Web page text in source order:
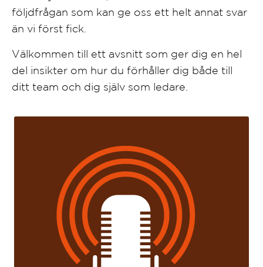
följdfrågan som kan ge oss ett helt annat svar
än vi först fick.
Välkommen till ett avsnitt som ger dig en hel
del insikter om hur du förhåller dig både till
ditt team och dig själv som ledare.